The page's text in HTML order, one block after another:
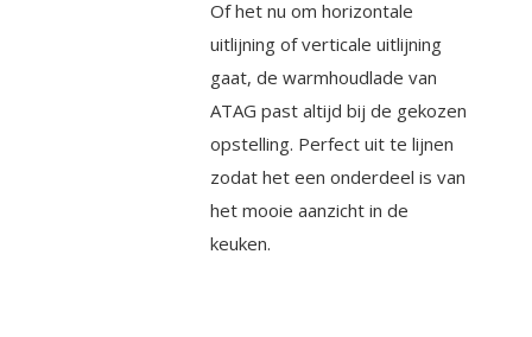
Of het nu om horizontale
uitlijning of verticale uitlijning
gaat, de warmhoudlade van
ATAG past altijd bij de gekozen
opstelling. Perfect uit te lijnen
zodat het een onderdeel is van
het mooie aanzicht in de
keuken.